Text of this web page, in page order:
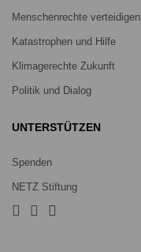
Menschenrechte verteidigen
Katastrophen und Hilfe
Klimagerechte Zukunft
Politik und Dialog
UNTERSTÜTZEN
Spenden
NETZ Stiftung